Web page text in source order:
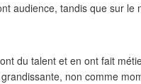
audience, tandis que sur le
du talent et en ont fait
grandissante, non comme